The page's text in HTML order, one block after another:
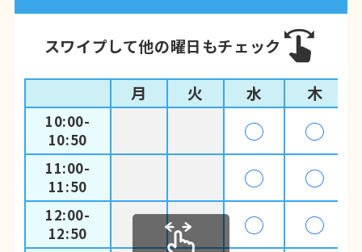
スワイプして他の曜日もチェック
月 火 水 木
10:00-
10:50
◯ ◯
11:00-
11:50
◯ ◯
12:00-
12:50
◯ ◯